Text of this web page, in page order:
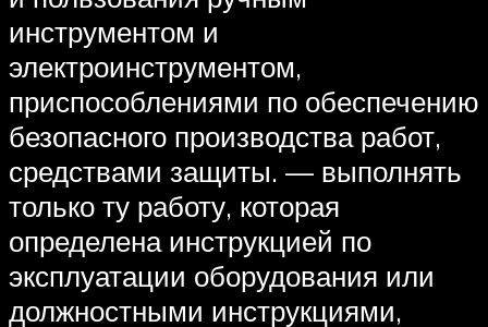
инструментом и
электроинструментом,
приспособлениями по обеспечению
безопасного производства работ,
средствами защиты. — выполнять
только ту работу, которая
определена инструкцией по
эксплуатации оборудования или
должностными инструкциями,